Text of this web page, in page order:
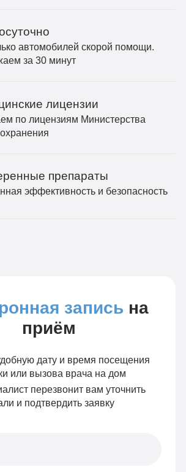
автомобилей скорой помощи.
за 30 минут
лицензии
по лицензиям Министерства
препараты
эффективность и безопасность
запись на
приём
дату и время посещения
или вызова врача на дом
перезвонит вам уточнить
и подтвердить заявку